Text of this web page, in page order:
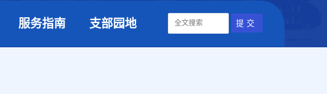
服务指南 支部园地